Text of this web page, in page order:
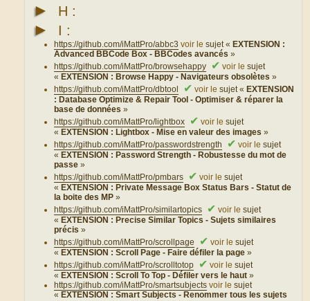
► H :
► I :
https://github.com/iMattPro/abbc3 voir lesujet « EXTENSION :
Advanced BBCode Box - BBCodes avancés»
https://github.com/iMattPro/browsehappy
✔ voir lesujet
« EXTENSION : Browse Happy - Navigateurs obsolètes»
https://github.com/iMattPro/dbtool
✔ voir lesujet « EXTENSION
: Database Optimize & Repair Tool - Optimiser & réparer la
base de données»
https://github.com/iMattPro/lightbox
✔ voir lesujet
« EXTENSION : Lightbox - Mise en valeur des images»
https://github.com/iMattPro/passwordstrength
✔ voir lesujet
« EXTENSION : Password Strength - Robustesse du mot de
passe»
https://github.com/iMattPro/pmbars
✔ voir lesujet
« EXTENSION : Private Message Box Status Bars - Statut de
la boite des MP»
https://github.com/iMattPro/similartopics
✔ voir lesujet
« EXTENSION : Precise Similar Topics - Sujets similaires
précis»
https://github.com/iMattPro/scrollpage
✔ voir lesujet
« EXTENSION : Scroll Page - Faire défiler la page»
https://github.com/iMattPro/scrolltotop
✔ voir lesujet
« EXTENSION : Scroll To Top - Défiler vers le haut»
https://github.com/iMattPro/smartsubjects voir lesujet
« EXTENSION : Smart Subjects - Renommer tous les sujets